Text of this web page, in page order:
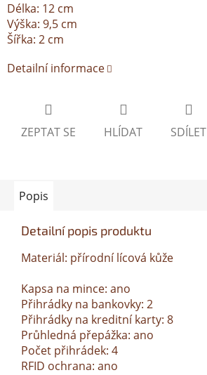
Délka: 12 cm
Výška: 9,5 cm
Šířka: 2 cm
Detailní informace
ZEPTAT SE HLÍDAT SDÍLET
Popis
Detailní popis produktu
Materiál: přírodní lícová kůže
Kapsa na mince: ano
Přihrádky na bankovky: 2
Přihrádky na kreditní karty: 8
Průhledná přepážka: ano
Počet přihrádek: 4
RFID ochrana: ano